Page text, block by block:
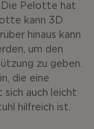
Die Pelotte hat
kann 3D
hinaus kann
um den
zu geben.
die eine
sich auch leicht
hilfreich ist.